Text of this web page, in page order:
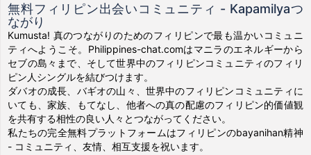
無料フィリピン出会いコミュニティ - Kapamilyaつ
ながり
Kumusta! 真のつながりのためのフィリピンで最も温かいコミュニ
ティへようこそ。Philippines-chat.comはマニラのエネルギーから
セブの島々まで、そして世界中のフィリピンコミュニティのフィリ
ピン人シングルを結びつけます。
ダバオの成長、バギオの山々、世界中のフィリピンコミュニティに
いても、家族、もてなし、他者への真の配慮のフィリピン的価値観
を共有する相性の良い人々とつながってください。
私たちの完全無料プラットフォームはフィリピンのbayanihan精神
- コミュニティ、友情、相互支援を祝います。